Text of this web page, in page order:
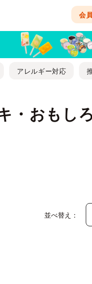
会
アレルギー対応
・おもし
並べ替え：